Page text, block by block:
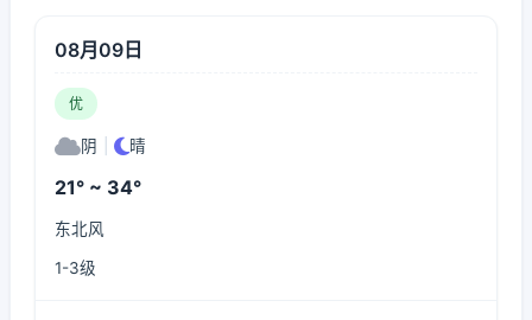
08月09日
优
阴 晴
21° ~ 34°
东北风
1-3级